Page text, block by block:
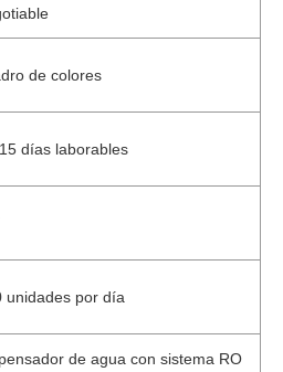
de colores
días laborables
unidades por día
de agua con sistema RO